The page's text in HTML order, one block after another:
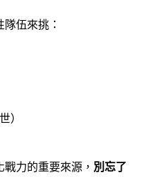
伍來挑：
）
力的重要來源， 別忘了